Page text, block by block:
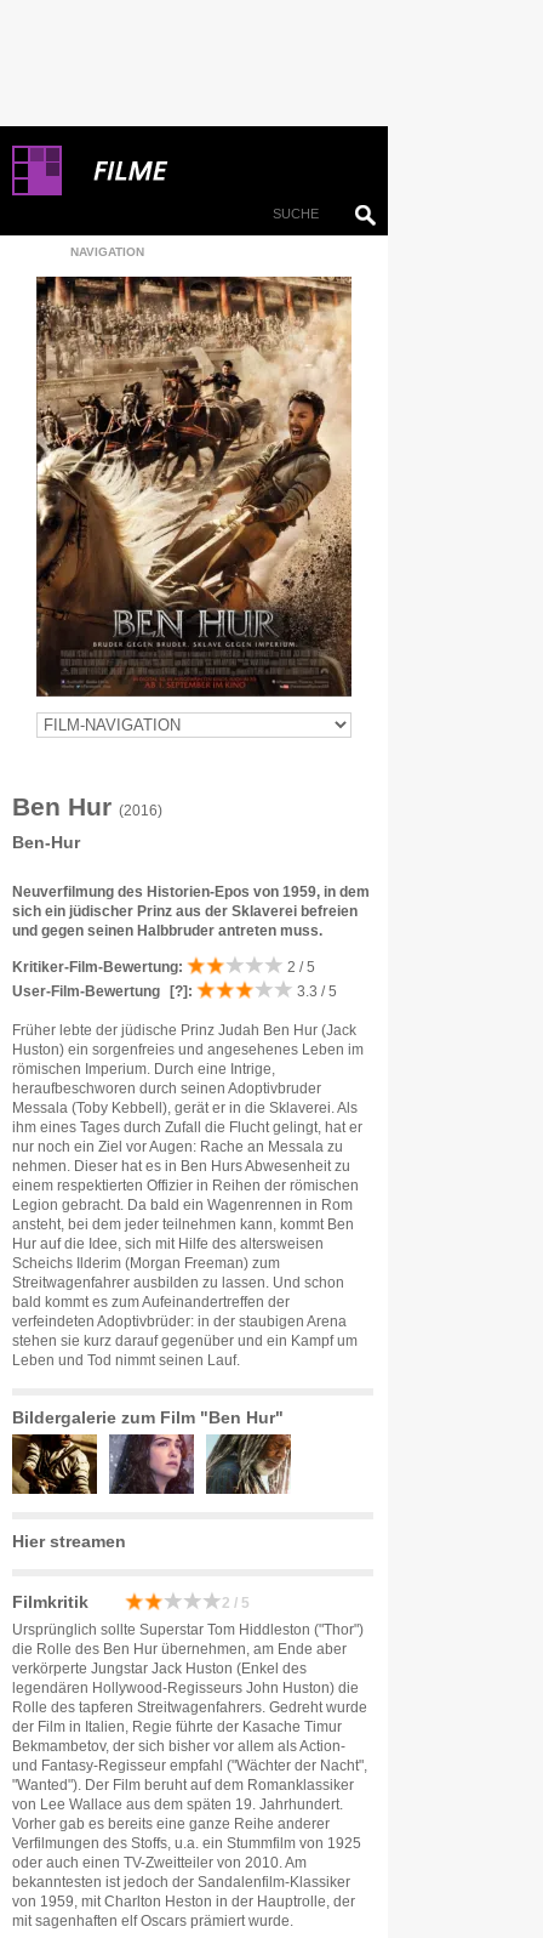
NAVIGATION
Ben Hur (2016)
Ben-Hur
Neuverfilmung des Historien-Epos von 1959, in dem
sich ein jüdischer Prinz aus der Sklaverei befreien
und gegen seinen Halbbruder antreten muss.
Kritiker-Film-Bewertung:
2 / 5
User-Film-Bewertung
[?] : 3.3 / 5
Früher lebte der jüdische Prinz Judah Ben Hur (Jack
Huston) ein sorgenfreies und angesehenes Leben im
römischen Imperium. Durch eine Intrige,
heraufbeschworen durch seinen Adoptivbruder
Messala (Toby Kebbell), gerät er in die Sklaverei. Als
ihm eines Tages durch Zufall die Flucht gelingt, hat er
nur noch ein Ziel vor Augen: Rache an Messala zu
nehmen. Dieser hat es in Ben Hurs Abwesenheit zu
einem respektierten Offizier in Reihen der römischen
Legion gebracht. Da bald ein Wagenrennen in Rom
ansteht, bei dem jeder teilnehmen kann, kommt Ben
Hur auf die Idee, sich mit Hilfe des altersweisen
Scheichs Ilderim (Morgan Freeman) zum
Streitwagenfahrer ausbilden zu lassen. Und schon
bald kommt es zum Aufeinandertreffen der
verfeindeten Adoptivbrüder: in der staubigen Arena
stehen sie kurz darauf gegenüber und ein Kampf um
Leben und Tod nimmt seinen Lauf.
Bildergalerie zum Film "Ben Hur"
Hier streamen
Filmkritik 2 / 5
Ursprünglich sollte Superstar Tom Hiddleston ("Thor")
die Rolle des Ben Hur übernehmen, am Ende aber
verkörperte Jungstar Jack Huston (Enkel des
legendären Hollywood-Regisseurs John Huston) die
Rolle des tapferen Streitwagenfahrers. Gedreht wurde
der Film in Italien, Regie führte der Kasache Timur
Bekmambetov, der sich bisher vor allem als Action-
und Fantasy-Regisseur empfahl ("Wächter der Nacht",
"Wanted"). Der Film beruht auf dem Romanklassiker
von Lee Wallace aus dem späten 19. Jahrhundert.
Vorher gab es bereits eine ganze Reihe anderer
Verfilmungen des Stoffs, u.a. ein Stummfilm von 1925
oder auch einen TV-Zweitteiler von 2010. Am
bekanntesten ist jedoch der Sandalenfilm-Klassiker
von 1959, mit Charlton Heston in der Hauptrolle, der
mit sagenhaften elf Oscars prämiert wurde.